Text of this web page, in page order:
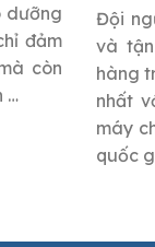
dưỡng
đảm
còn
…
Đội
và
hàng
nhất
máy
quốc